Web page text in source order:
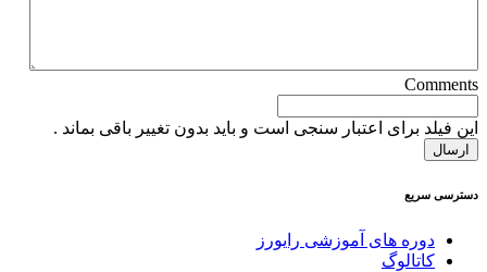
Comments
این فیلد برای اعتبار سنجی است و باید بدون تغییر باقی بماند .
دسترسی سریع
دوره های آموزشی رایورز
کاتالوگ